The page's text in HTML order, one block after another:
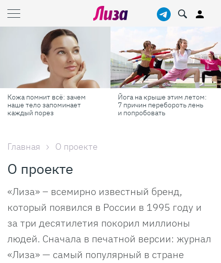
всё: зачем
запоминает
Йога на крыше этим летом:
7 причин перебороть лень
и попробовать
Готовь
Главная О проекте
О проекте
«Лиза» – всемирно известный бренд,
который появился в России в 1995 году и
за три десятилетия покорил миллионы
людей. Сначала в печатной версии: журнал
«Лиза» — самый популярный в стране